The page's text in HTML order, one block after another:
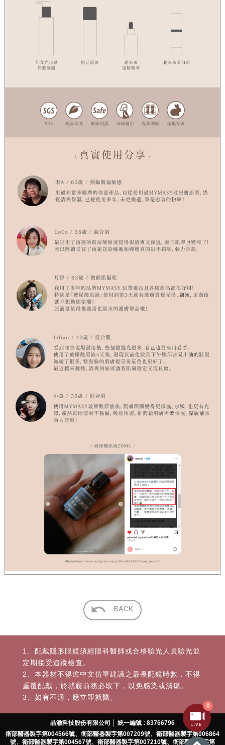
BACK
1、配戴隱形眼鏡須經眼科醫師或合格驗光人員驗光並
定期接受追蹤檢查。
2、本器材不得逾中文仿單建議之最長配鏡時數，不得
重覆配戴，於就寢前務必取下，以免感染或潰瘍。
3、如有不適，應立即就醫。
晶澈科技股份有限公司 │ 統一編號 : 83766796
衛部醫器製字第004566號、衛部醫器製字第007209號、衛部醫器製字第006864
號、衛部醫器製字第004567號、衛部醫器製字第007210號、衛部醫器製字第
0